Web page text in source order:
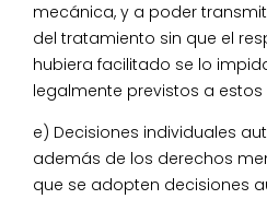
mecánica, y a poder
del tratamiento sin que el
hubiera facilitado se lo
legalmente previstos a estos
e) Decisiones individuales
además de los derechos
que se adopten decisiones